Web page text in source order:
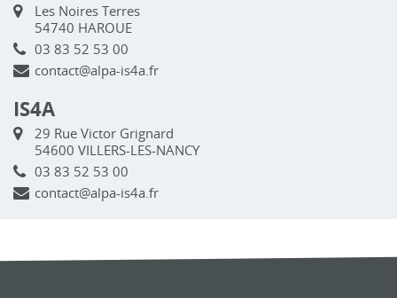
Les Noires Terres
54740 HAROUE
03 83 52 53 00
contact@alpa-is4a.fr
IS4A
29 Rue Victor Grignard
54600 VILLERS-LES-NANCY
03 83 52 53 00
contact@alpa-is4a.fr